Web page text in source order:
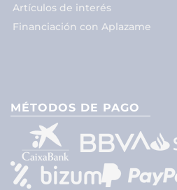
Artículos de interés
Financiación con Aplazame
MÉTODOS DE PAGO